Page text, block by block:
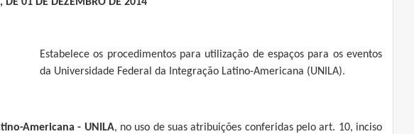
Estabelece os procedimentos para utilização de espaços para os eventos
da Universidade Federal da Integração Latino-Americana (UNILA).
Americana - UNILA, no uso de suas atribuições conferidas pelo art. 10, inciso